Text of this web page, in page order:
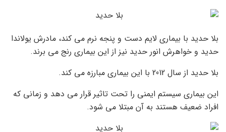
بلا حدید با بیماری لایم دست و پنجه نرم می کند، مادرش یولاندا
حدید و خواهرش انور حدید نیز از این بیماری رنج می برند.
بلا حدید از سال 2012 با این بیماری مبارزه می کند.
این بیماری سیستم ایمنی را تحت تاثیر قرار می دهد و زمانی که
افراد ضعیف هستند به آن مبتلا می شود.